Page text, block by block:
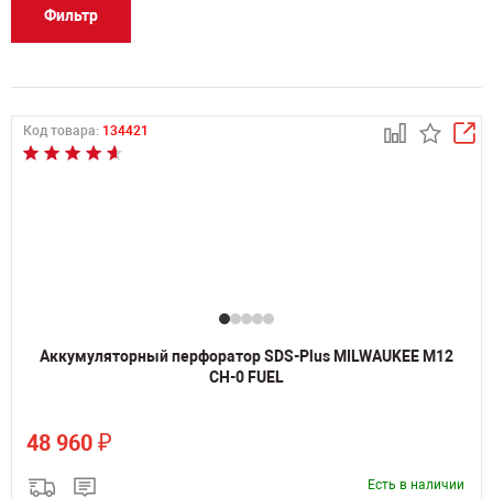
Фильтр
Код товара: 134421
Аккумуляторный перфоратор SDS-Plus MILWAUKEE M12
CH-0 FUEL
48 960 ₽
Есть в наличии